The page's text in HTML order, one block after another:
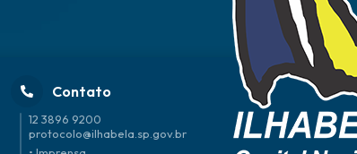
Contato
12 3896 9200
protocolo@ilhabela.sp.gov.br